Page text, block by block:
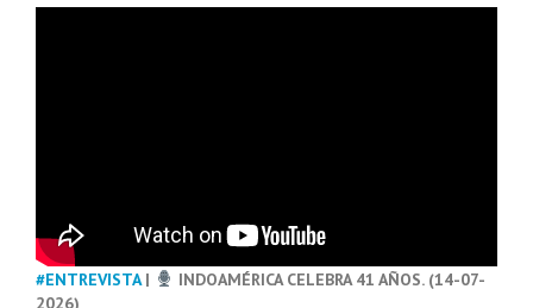
#ENTREVISTA|
INDOAMÉRICA CELEBRA 41 AÑOS. (14-07-
2026)